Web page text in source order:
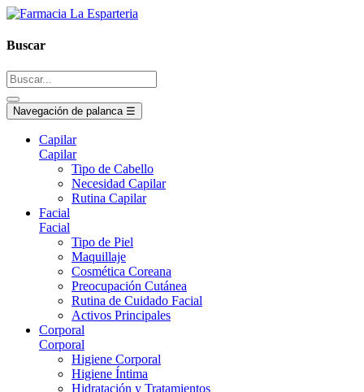
Buscar
Navegación de palanca ☰
Capilar
Capilar
Tipo de Cabello
Necesidad Capilar
Rutina Capilar
Facial
Facial
Tipo de Piel
Maquillaje
Cosmética Coreana
Preocupación Cutánea
Rutina de Cuidado Facial
Activos Principales
Corporal
Corporal
Higiene Corporal
Higiene Íntima
Hidratación y Tratamientos